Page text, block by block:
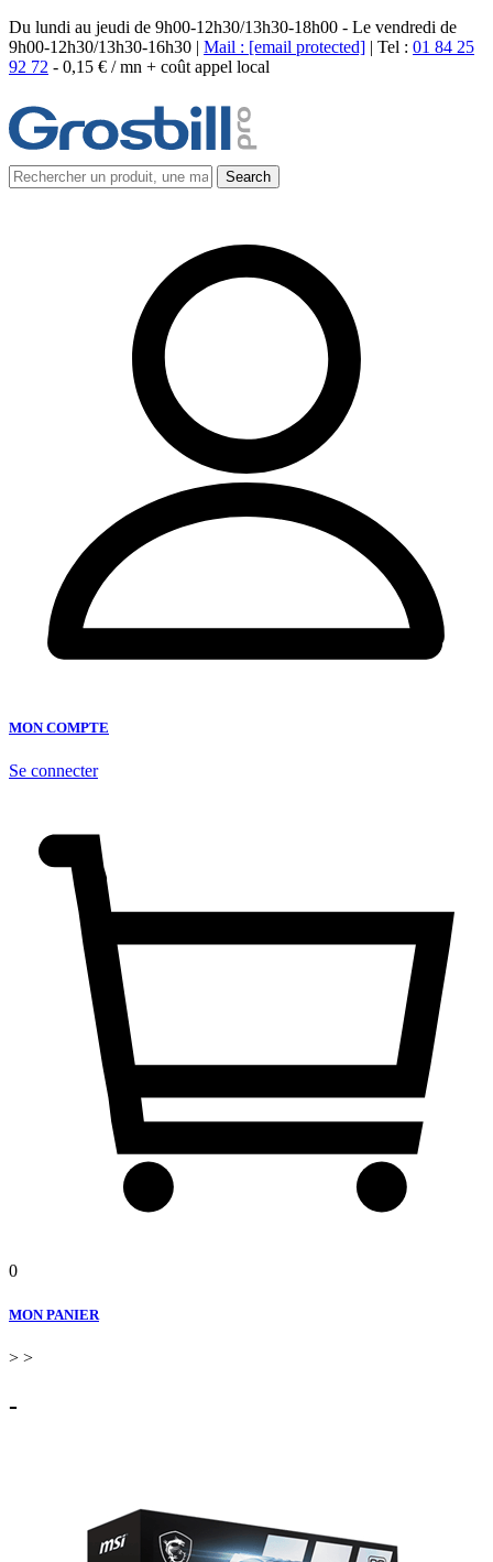
Du lundi au jeudi de 9h00-12h30/13h30-18h00 - Le vendredi de
9h00-12h30/13h30-16h30 | Mail : [email protected] | Tel : 01 84 25
92 72 - 0,15 € / mn + coût appel local
MON COMPTE
Se connecter
0
MON PANIER
> >
-